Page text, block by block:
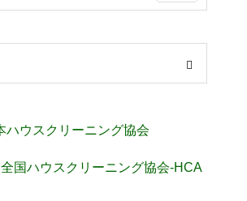
ハウスクリーニング協会
国ハウスクリーニング協会-HCA